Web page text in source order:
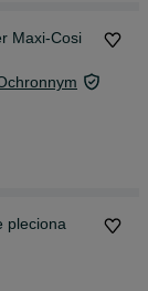
Maxi-Cosi
pleciona